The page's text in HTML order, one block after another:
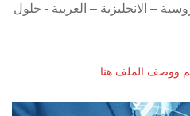
– الانجليزية – العربية - حلول
ووصف الملف هنا.